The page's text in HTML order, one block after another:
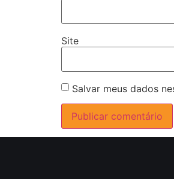
Site
Salvar meus dados